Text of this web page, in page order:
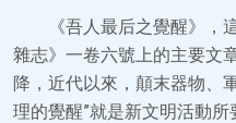
《吾人最后之覺醒》
雜志》一卷六號上的主要文
降，近代以來，顛末器物、
理的覺醒”就是新文明活動